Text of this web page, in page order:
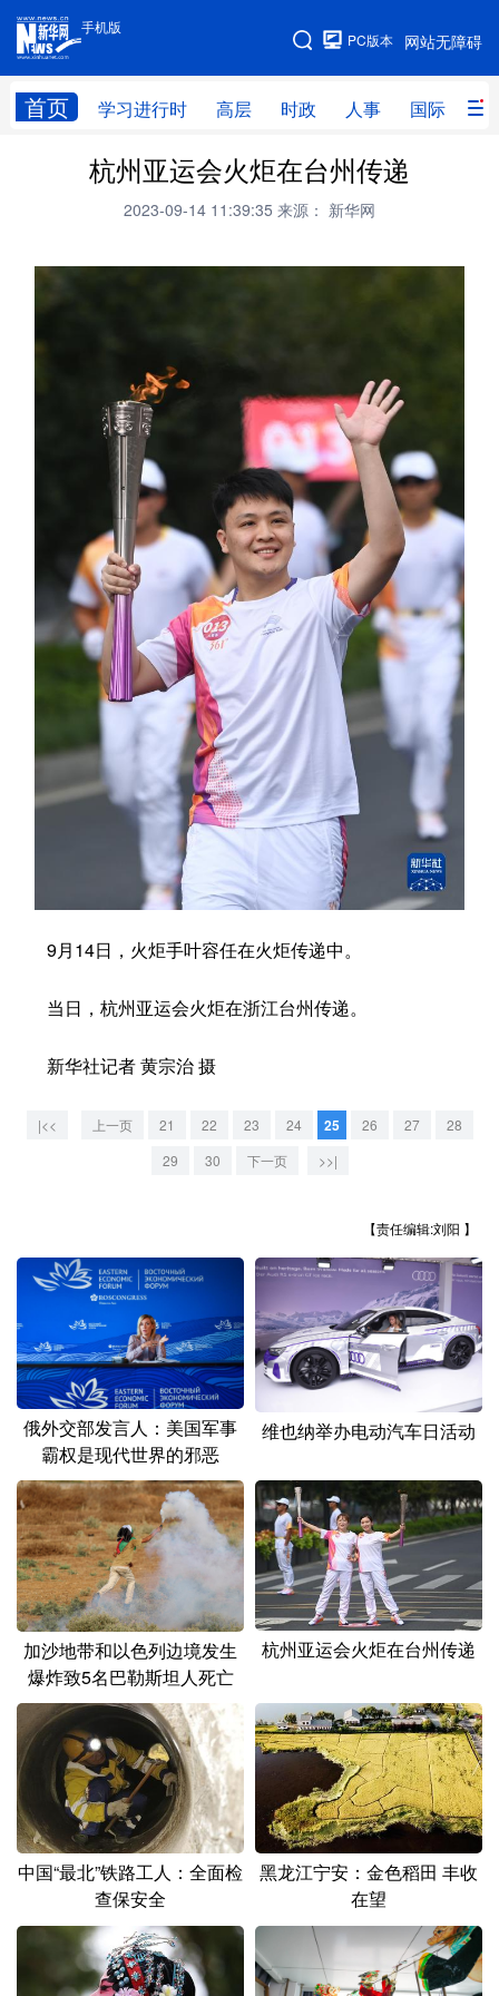
手机版
网站无障碍
PC版本
首页 学习进行时 高层 时政 人事 国际 财
手机版
网站地图
学习进行时 高层 时政
财经 网评
台湾 思客智库 全球连线 教育
视频 图片
金融 汽车
信息化 数字经济
学术中国 乡村振兴 银龄 溯源中国
城市 旅游 能源 会展
彩票 娱乐 时尚
公益 一带一路 亚太网 上市公司
文化产业
地方频道
天津 山西
辽宁 吉林 上海 江苏
浙江 安徽 福建
山东 河南 湖北
青海
多语种频道
English Español Français عربى
Русский язык 日本語 한국어
Deutsch Português
杭州亚运会火炬在台州传递
2023-09-14 11:39:35 来源： 新华网
9月14日，火炬手叶容任在火炬传递中。
当日，杭州亚运会火炬在浙江台州传递。
新华社记者 黄宗治 摄
|<< 上一页 21 22 23 24 25 26 27
28
29
30 下一页 >>|
【责任编辑:刘阳 】
俄外交部发言人：美国军事
霸权是现代世界的邪恶
维也纳举办电动汽车日活动
加沙地带和以色列边境发生
爆炸致5名巴勒斯坦人死亡
杭州亚运会火炬在台州传递
中国“最北”铁路工人：全面检
查保安全
黑龙江宁安：金色稻田 丰收
在望